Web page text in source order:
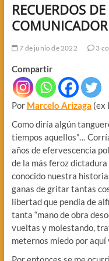
RECUERDOS
7 de junio de 2022 3
Compartir
Por Marcelo Arizaga (ex
Como diría algún
tiempos aquellos”…
años de efervescencia
de la más feroz dictadura
conocido nuestra
ganas de gritar tantas
libertad que pendía de
tanta “mano de obra
vueltas y molestando,
meternos miedo por aquí